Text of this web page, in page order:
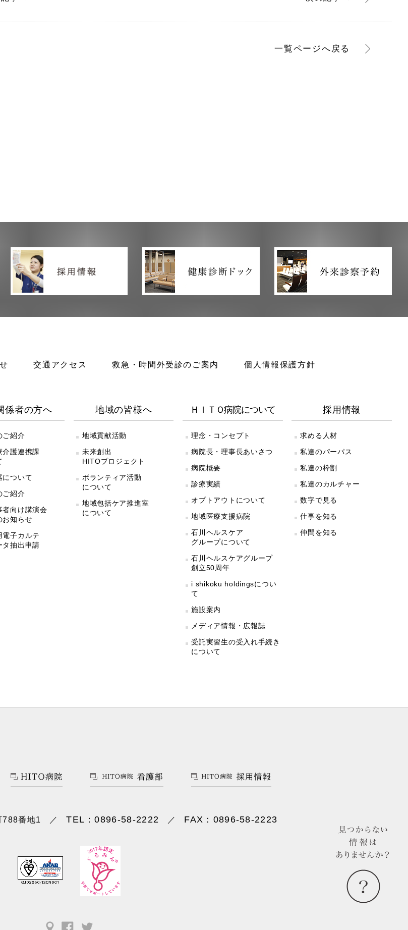
一覧ページへ戻る
交通アクセス 救急・時間外受診のご案内 個人情報保護方針
係者の方へ
ご紹介
介護連携課
について
ご紹介
者向け講演会
お知らせ
電子カルテ
タ抽出申請
地域の皆様へ
地域貢献活動
未来創出
HITOプロジェクト
ボランティア活動
について
地域包括ケア推進室
について
ＨＩＴＯ病院について
理念・コンセプト
病院長・理事長あいさつ
病院概要
診療実績
オプトアウトについて
地域医療支援病院
石川ヘルスケア
グループについて
石川ヘルスケアグループ
創立50周年
i shikoku holdingsについ
て
施設案内
メディア情報・広報誌
受託実習生の受入れ手続き
について
採用情報
求める人材
私達のパーパス
私達の枠割
私達のカルチャー
数字で見る
仕事を知る
仲間を知る
788番地1 ／ TEL：0896-58-2222 ／ FAX：0896-58-2223